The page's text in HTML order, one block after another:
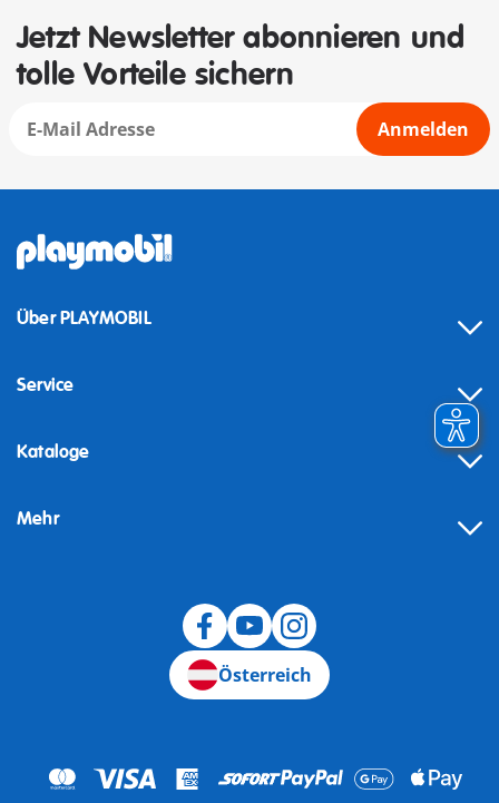
Jetzt Newsletter abonnieren und
tolle Vorteile sichern
Anmelden
Über PLAYMOBIL
Service
Kataloge
Mehr
Österreich